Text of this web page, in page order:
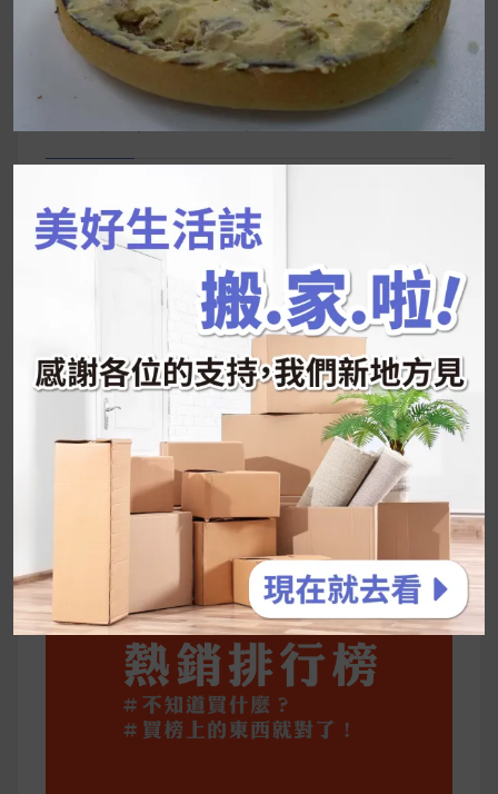
搜
字:
近期文章
推的MZ Diet ！
好吃的蛋白點心還有好玩的運動小遊戲！今年過
年已經等不及帶這盒跟我的親戚、朋友們一起分
2026 過年禮盒推薦｜五款百元健康伴手禮
停用猛健樂後會反彈嗎？作用解析＋停藥後體重
維持全攻略
公主營養師：飲食改變也是能快樂執行的！6 個
你一定要知道的技巧